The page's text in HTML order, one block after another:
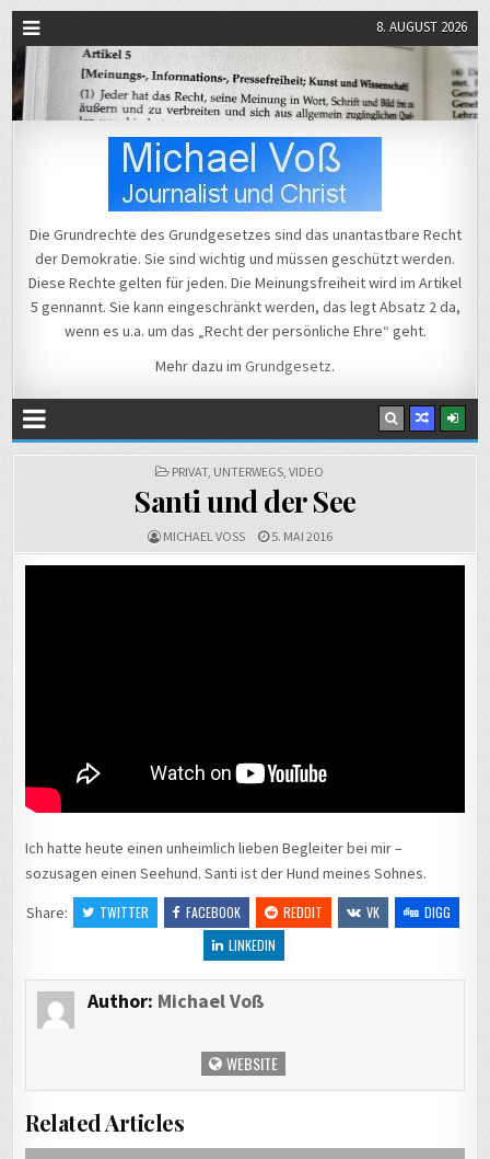
8. AUGUST 2026
Michael Voß
Die Grundrechte des Grundgesetzes sind das unantastbare Recht
der Demokratie. Sie sind wichtig und müssen geschützt werden.
Diese Rechte gelten für jeden. Die Meinungsfreiheit wird im Artikel
5 gennannt. Sie kann eingeschränkt werden, das legt Absatz 2 da,
wenn es u.a. um das „Recht der persönliche Ehre“ geht.
Mehr dazu im Grundgesetz.
POSTED
PRIVAT, UNTERWEGS, VIDEO
Santi und der See
MICHAEL VOSS 5. MAI 2016
Ich hatte heute einen unheimlich lieben Begleiter bei mir –
sozusagen einen Seehund. Santi ist der Hund meines Sohnes.
Share:
TWITTER FACEBOOK REDDIT VK
DIGG
LINKEDIN
Author: Michael Voß
WEBSITE
Related Articles